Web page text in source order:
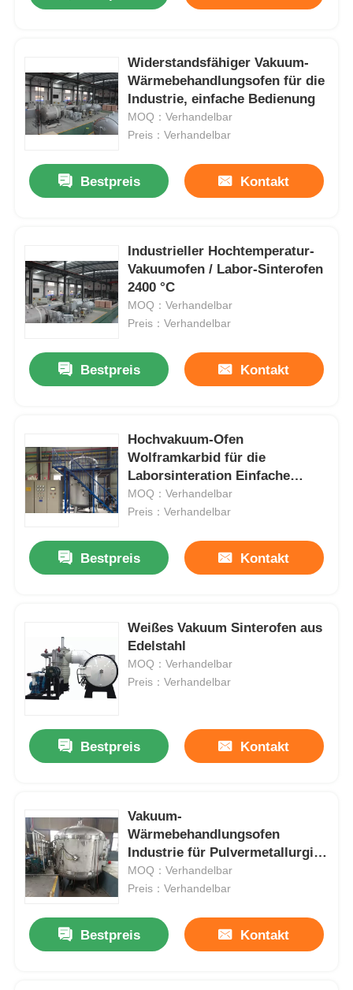
Widerstandsfähiger Vakuum-
Wärmebehandlungsofen für die
Industrie, einfache Bedienung
MOQ：Verhandelbar
Preis：Verhandelbar
Bestpreis Kontakt
Industrieller Hochtemperatur-
Vakuumofen / Labor-Sinterofen
2400 °C
MOQ：Verhandelbar
Preis：Verhandelbar
Bestpreis Kontakt
Hochvakuum-Ofen
Wolframkarbid für die
Laborsinteration Einfache
Bedienung
MOQ：Verhandelbar
Preis：Verhandelbar
Bestpreis Kontakt
Weißes Vakuum Sinterofen aus
Edelstahl
MOQ：Verhandelbar
Preis：Verhandelbar
Bestpreis Kontakt
Vakuum-
Wärmebehandlungsofen
Industrie für Pulvermetallurgie
Hohe Effizienz
MOQ：Verhandelbar
Preis：Verhandelbar
Bestpreis Kontakt